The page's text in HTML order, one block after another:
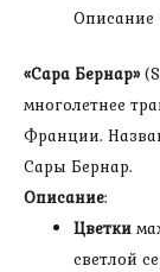
Описание
«Сара Бернар»
многолетнее
Франции.
Сары Бернар.
Описание:
Цветки
светлой